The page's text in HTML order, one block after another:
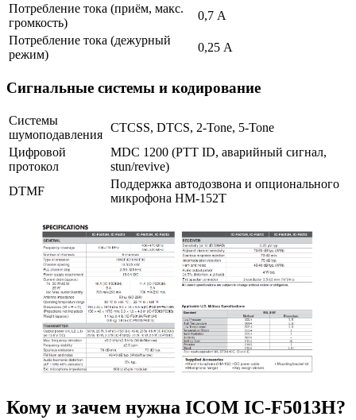
Потребление тока (приём, макс.
громкость)
0,7 А
Потребление тока (дежурный
режим)
0,25 А
Сигнальные системы и кодирование
Системы
шумоподавления
CTCSS, DTCS, 2-Tone, 5-Tone
Цифровой
протокол
MDC 1200 (PTT ID, аварийный сигнал,
stun/revive)
DTMF
Поддержка автодозвона и опционального
микрофона HM-152T
Кому и зачем нужна ICOM IC-F5013H?